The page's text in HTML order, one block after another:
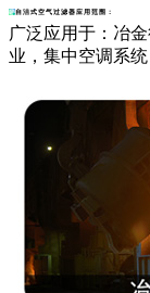
自洁式空气过滤器应用范围：
广泛应用于：冶
业，集中空调系